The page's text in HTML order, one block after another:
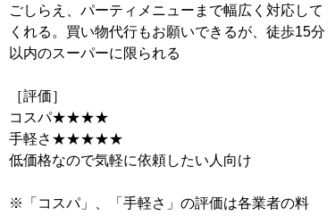
ごしらえ、パーティメニューまで幅広く対応して
くれる。買い物代行もお願いできるが、徒歩15分
以内のスーパーに限られる
［評価］
コスパ★★★★
手軽さ★★★★★
低価格なので気軽に依頼したい人向け
※「コスパ」、「手軽さ」の評価は各業者の料